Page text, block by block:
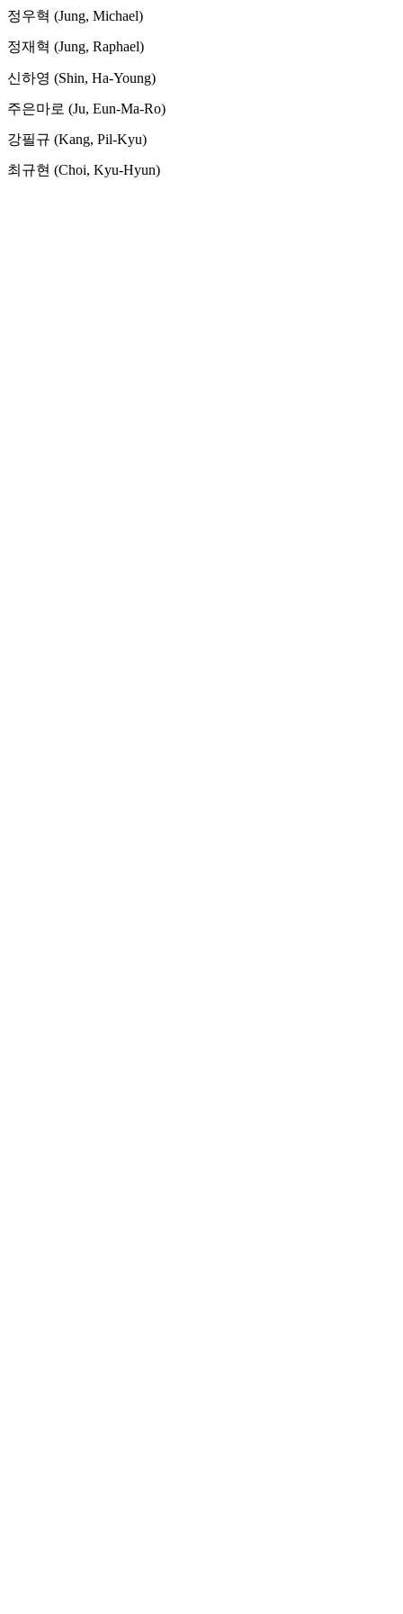
정우혁 (Jung, Michael)
정재혁 (Jung, Raphael)
신하영 (Shin, Ha-Young)
주은마로 (Ju, Eun-Ma-Ro)
강필규 (Kang, Pil-Kyu)
최규현 (Choi, Kyu-Hyun)